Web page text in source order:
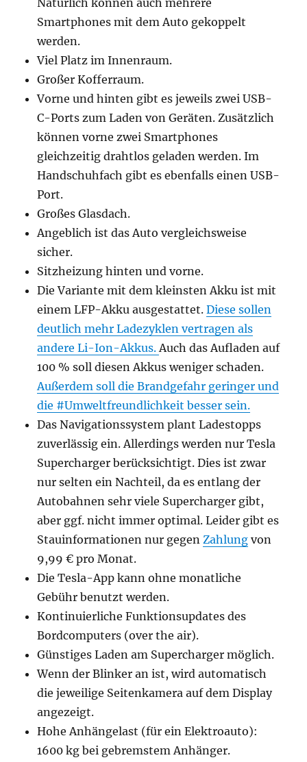
Natürlich können auch mehrere
Smartphones mit dem Auto gekoppelt
werden.
Viel Platz im Innenraum.
Großer Kofferraum.
Vorne und hinten gibt es jeweils zwei USB-
C-Ports zum Laden von Geräten. Zusätzlich
können vorne zwei Smartphones
gleichzeitig drahtlos geladen werden. Im
Handschuhfach gibt es ebenfalls einen USB-
Port.
Großes Glasdach.
Angeblich ist das Auto vergleichsweise
sicher.
Sitzheizung hinten und vorne.
Die Variante mit dem kleinsten Akku ist mit
einem LFP-Akku ausgestattet.Diese sollen
deutlich mehr Ladezyklen vertragen als
andere Li-Ion-Akkus.Auch das Aufladen auf
100 % soll diesen Akkus weniger schaden.
Außerdem soll die Brandgefahr geringer und
die #Umweltfreundlichkeit besser sein.
Das Navigationssystem plant Ladestopps
zuverlässig ein. Allerdings werden nur Tesla
Supercharger berücksichtigt. Dies ist zwar
nur selten ein Nachteil, da es entlang der
Autobahnen sehr viele Supercharger gibt,
aber ggf. nicht immer optimal. Leider gibt es
Stauinformationen nur gegenZahlung von
9,99 € pro Monat.
Die Tesla-App kann ohne monatliche
Gebühr benutzt werden.
Kontinuierliche Funktionsupdates des
Bordcomputers (over the air).
Günstiges Laden am Supercharger möglich.
Wenn der Blinker an ist, wird automatisch
die jeweilige Seitenkamera auf dem Display
angezeigt.
Hohe Anhängelast (für ein Elektroauto):
1600 kg bei gebremstem Anhänger.